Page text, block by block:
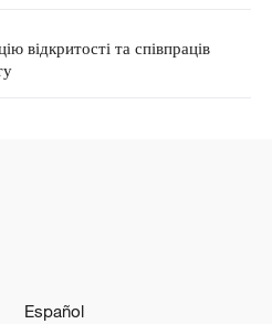
відкритості та співпраців
Español